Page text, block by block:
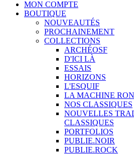
MON COMPTE
BOUTIQUE
NOUVEAUTÉS
PROCHAINEMENT
COLLECTIONS
ARCHÉOSF
D'ICI LÀ
ESSAIS
HORIZONS
L'ESQUIF
LA MACHINE
NOS CLASSIQUES
NOUVELLES
CLASSIQUES
PORTFOLIOS
PUBLIE.NOIR
PUBLIE.ROCK